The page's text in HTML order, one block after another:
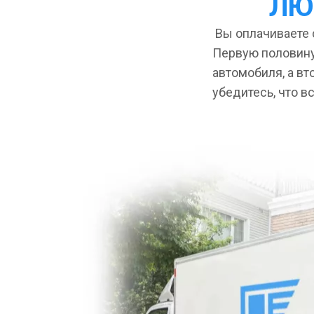
Вы оплачиваете
Первую
автомобиля, а
убедитесь, что